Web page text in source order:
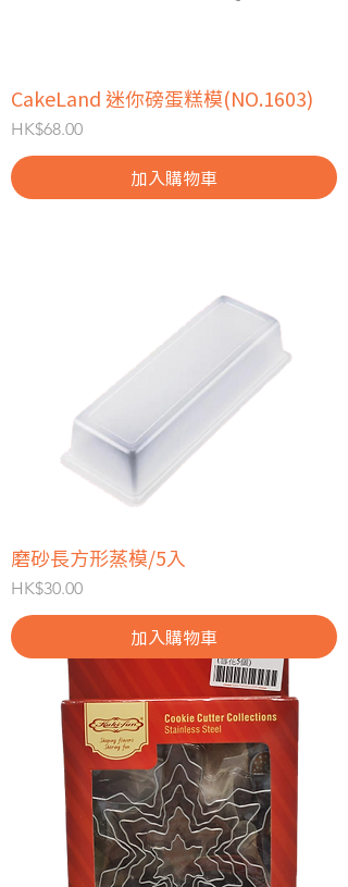
CakeLand 迷你磅蛋糕模(NO.1603)
價格
HK$68.00
加入購物車
磨砂長方形蒸模/5入
價格
HK$30.00
加入購物車